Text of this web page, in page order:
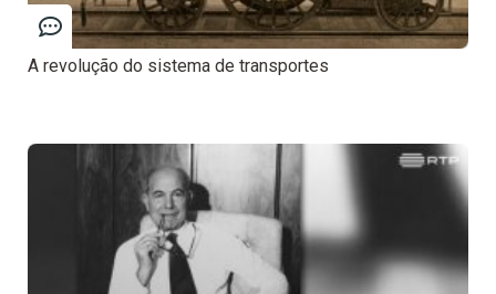
A revolução do sistema de transportes